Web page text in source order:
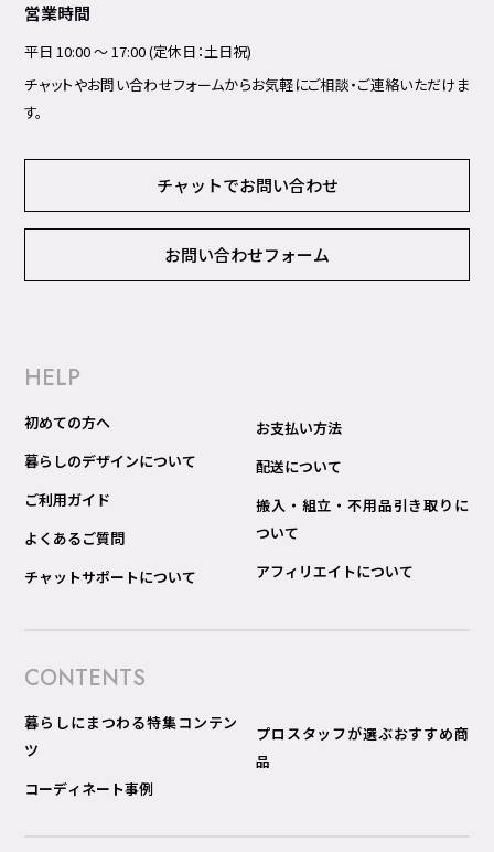
営業時間
平日 10:00 ～ 17:00 (定休日：土日祝)
チャットやお問い合わせフォームからお気軽にご相談・ご連絡いただけま
す。
チャットでお問い合わせ
お問い合わせフォーム
HELP
初めての方へ
暮らしのデザインについて
ご利用ガイド
よくあるご質問
チャットサポートについて
お支払い方法
配送について
搬入・組立・不用品引き取りに
ついて
アフィリエイトについて
CONTENTS
暮らしにまつわる特集コンテン
ツ
コーディネート事例
プロスタッフが選ぶおすすめ商
品